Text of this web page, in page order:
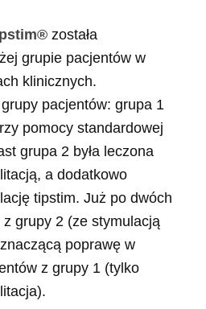
została
grupie pacjentów w
klinicznych.
pacjentów: grupa 1
pomocy standardowej
grupa 2 była leczona
a dodatkowo
tipstim. Już po dwóch
grupy 2 (ze stymulacją
poprawę w
z grupy 1 (tylko